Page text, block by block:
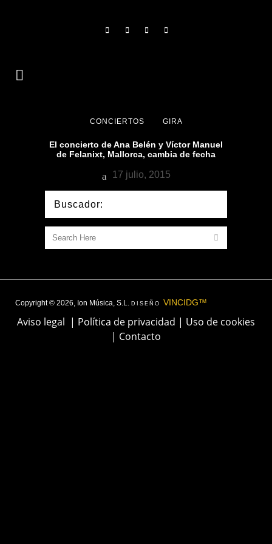
CONCIERTOS GIRA
El concierto de Ana Belén y Víctor Manuel
de Felanixt, Mallorca, cambia de fecha
17 julio, 2015
Buscador:
Copyright © 2026, Ion Música, S.L. DISEÑO VINCIDG™
Aviso legal | Política de privacidad | Uso de cookies
| Contacto